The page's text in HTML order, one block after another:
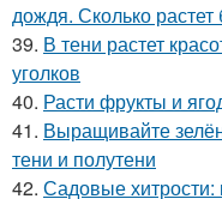
дождя. Сколько
39. В тени растет
уголков
40. Расти фрукты и
41. Выращивайте
тени и полутени
42. Садовые хитрости: